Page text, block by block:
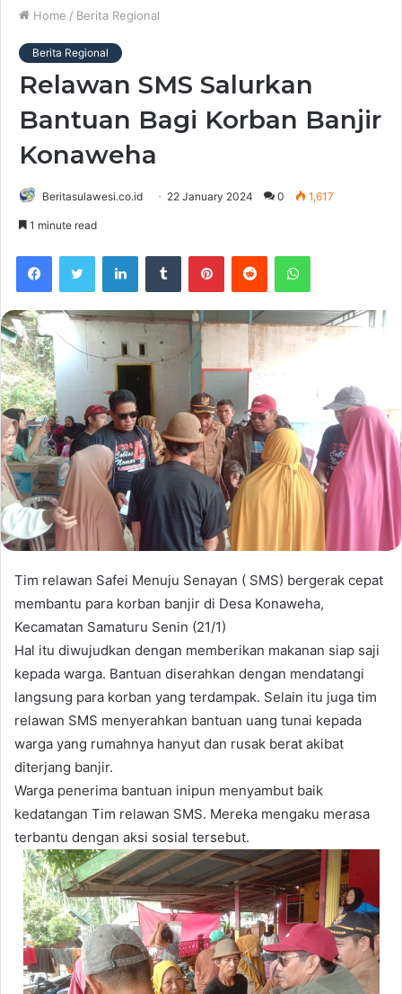
Home / Berita Regional
Berita Regional
Relawan SMS Salurkan
Bantuan Bagi Korban Banjir
Konaweha
Beritasulawesi.co.id 22 January 2024 0 1,617
1 minute read
Tim relawan Safei Menuju Senayan ( SMS) bergerak cepat
membantu para korban banjir di Desa Konaweha,
Kecamatan Samaturu Senin (21/1)
Hal itu diwujudkan dengan memberikan makanan siap saji
kepada warga. Bantuan diserahkan dengan mendatangi
langsung para korban yang terdampak. Selain itu juga tim
relawan SMS menyerahkan bantuan uang tunai kepada
warga yang rumahnya hanyut dan rusak berat akibat
diterjang banjir.
Warga penerima bantuan inipun menyambut baik
kedatangan Tim relawan SMS. Mereka mengaku merasa
terbantu dengan aksi sosial tersebut.